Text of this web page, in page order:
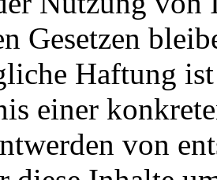
Gesetzen
Haftung
einer
von